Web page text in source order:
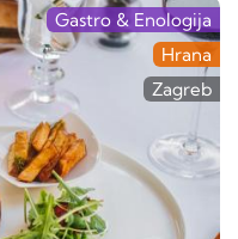
Gastro & Enologija
Hrana
Zagreb